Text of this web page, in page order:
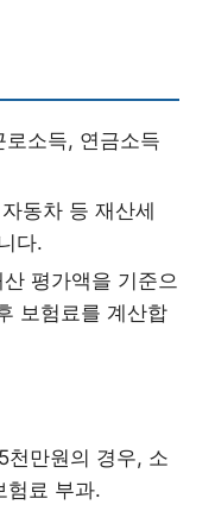
소득, 연금소득
동차 등 재산세
다.
평가액을 기준으
보험료를 계산합
천만원의 경우, 소
험료 부과.